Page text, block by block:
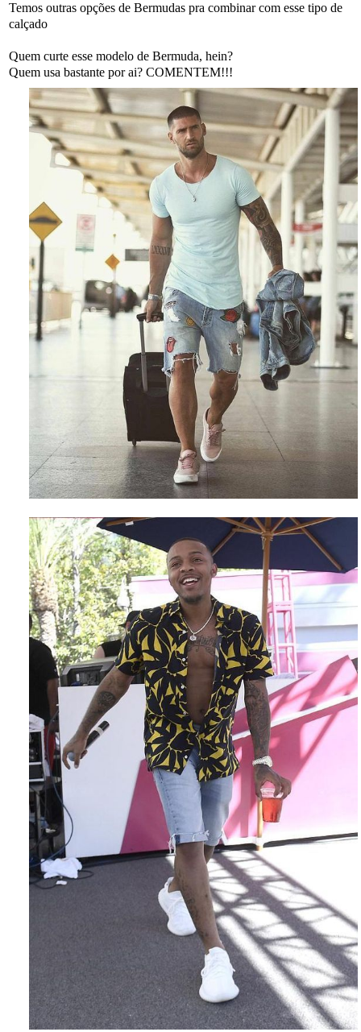
Temos outras opções de Bermudas pra combinar com esse tipo de
calçado
Quem curte esse modelo de Bermuda, hein?
Quem usa bastante por ai? COMENTEM!!!